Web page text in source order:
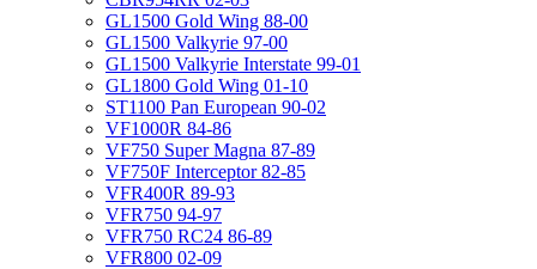
GL1500 Gold Wing 88-00
GL1500 Valkyrie 97-00
GL1500 Valkyrie Interstate 99-01
GL1800 Gold Wing 01-10
ST1100 Pan European 90-02
VF1000R 84-86
VF750 Super Magna 87-89
VF750F Interceptor 82-85
VFR400R 89-93
VFR750 94-97
VFR750 RC24 86-89
VFR800 02-09